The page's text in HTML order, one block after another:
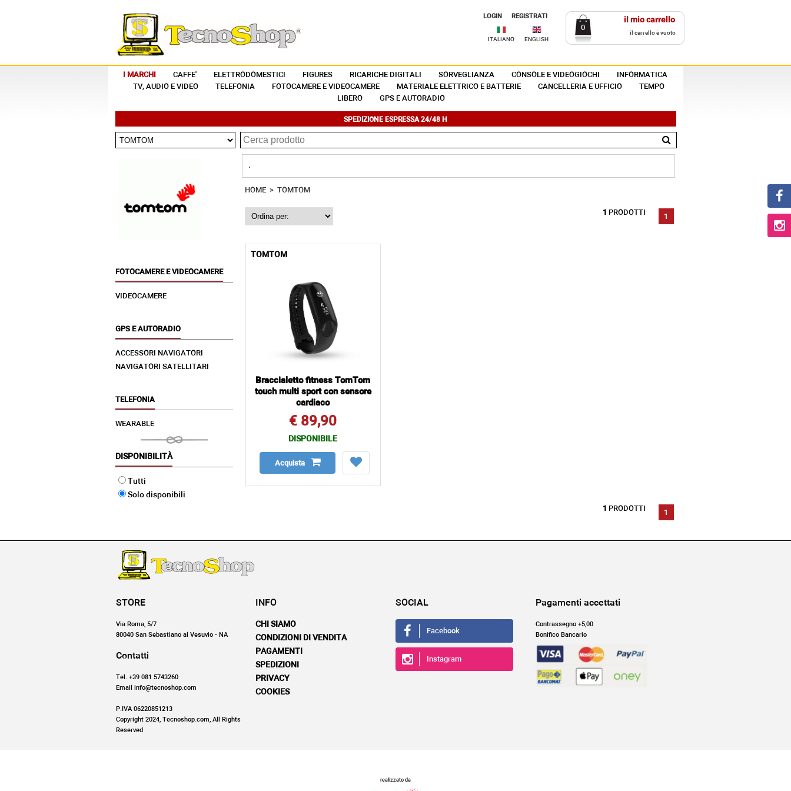
REGISTRATI
LOGIN
ITALIANO ENGLISH
il mio carrello
0
il carrello è vuoto
I MARCHI CAFFE' ELETTRODOMESTICI FIGURES RICARICHE DIGITALI SORVEGLIANZA CONSOLE E VIDEOGIOCHI
INFORMATICA
TV, AUDIO E VIDEO
TELEFONIA FOTOCAMERE E VIDEOCAMERE MATERIALE ELETTRICO E BATTERIE CANCELLERIA E UFFICIO
TEMPO
LIBERO
GPS E AUTORADIO
SPEDIZIONE ESPRESSA 24/48 H
FOTOCAMERE E VIDEOCAMERE
VIDEOCAMERE
GPS E AUTORADIO
ACCESSORI NAVIGATORI
NAVIGATORI SATELLITARI
TELEFONIA
WEARABLE
DISPONIBILITÀ
Tutti
Solo disponibili
.
HOME> TOMTOM
1
1 PRODOTTI
TOMTOM
Braccialetto fitness TomTom
touch multi sport con sensore
cardiaco
€ 89,90
DISPONIBILE
Acquista
1
1 PRODOTTI
STORE
Via Roma, 5/7
80040 San Sebastiano al Vesuvio - NA
Contatti
Tel. +39 081 5743260
Email info@tecnoshop.com
P.IVA 06220851213
Copyright 2024, Tecnoshop.com, All Rights
Reserved
INFO
CHI SIAMO
CONDIZIONI DI VENDITA
PAGAMENTI
SPEDIZIONI
PRIVACY
COOKIES
SOCIAL
Facebook
Instagram
Pagamenti accettati
Contrassegno +5,00
Bonifico Bancario
realizzato da